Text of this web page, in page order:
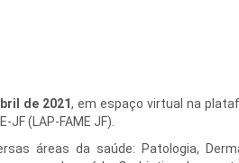
de 2021, em espaço virtual na
JF (LAP-FAME JF).
áreas da saúde: Patologia,